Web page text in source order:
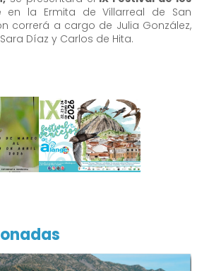
en la Ermita de Villarreal de San
correrá a cargo de Julia González,
Díaz y Carlos de Hita.